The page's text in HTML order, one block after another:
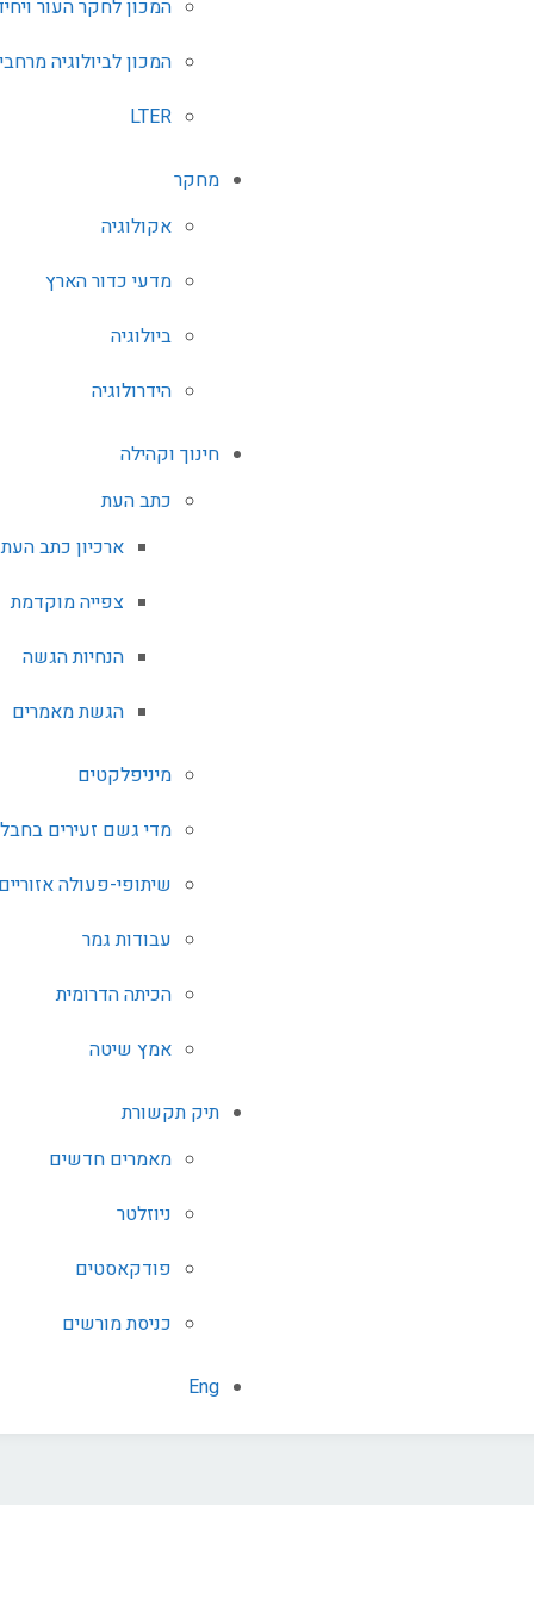
המכון לחקר העור
המכון לביולוגיה
LTER
מחקר
אקולוגיה
מדעי כדור הארץ
ביולוגיה
הידרולוגיה
חינוך וקהילה
כתב העת
ארכיון כתב העת
צפייה מוקדמת
הנחיות הגשה
הגשת מאמרים
מיניפלקטים
מדי גשם זעירים
שיתופי-פעולה
עבודות גמר
הכיתה הדרומית
אמץ שיטה
תיק תקשורת
מאמרים חדשים
ניוזלטר
פודקאסטים
כניסת מורשים
Eng